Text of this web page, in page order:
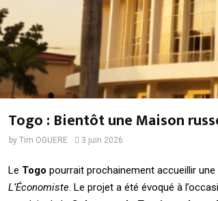
Togo : Bientôt une Maison
by Tim OGUERE 3 juin 2026
Le Togo pourrait prochainement accueillir une
L’Économiste . Le projet a été évoqué à